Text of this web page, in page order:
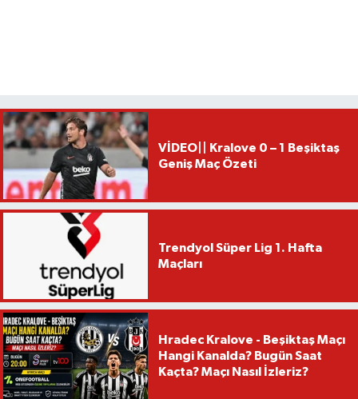
VİDEO|| Kralove 0 – 1 Beşiktaş
Geniş Maç Özeti
Trendyol Süper Lig 1. Hafta
Maçları
Hradec Kralove - Beşiktaş Maçı
Hangi Kanalda? Bugün Saat
Kaçta? Maçı Nasıl İzleriz?